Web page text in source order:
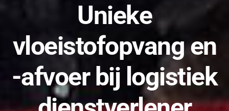
Unieke
vloeistofopvang en
-afvoer bij logistiek